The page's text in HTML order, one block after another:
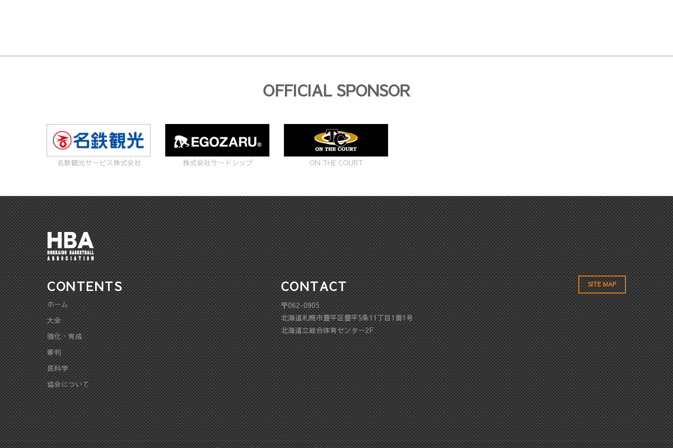
OFFICIAL SPONSOR
名鉄観光サービス株式会社 株式会社サードシップ ON THE COURT
CONTENTS
ホーム
大会
強化・育成
審判
医科学
協会について
CONTACT
〒062-0905
北海道札幌市豊平区豊平5条11丁目1番1号
北海道立総合体育センター2F
SITE MAP